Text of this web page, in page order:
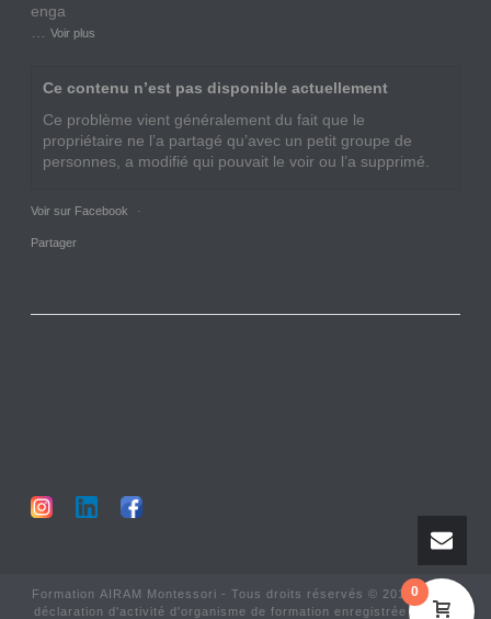
enga
…Voir plus
Ce contenu n’est pas disponible actuellement
Ce problème vient généralement du fait que le
propriétaire ne l’a partagé qu’avec un petit groupe de
personnes, a modifié qui pouvait le voir ou l’a supprimé.
Voir sur Facebook ·
Partager
Formation AIRAM Montessori - Tous droits réservés © 2017-2025 -
déclaration d'activité d'organisme de formation enregistrée sous le
0